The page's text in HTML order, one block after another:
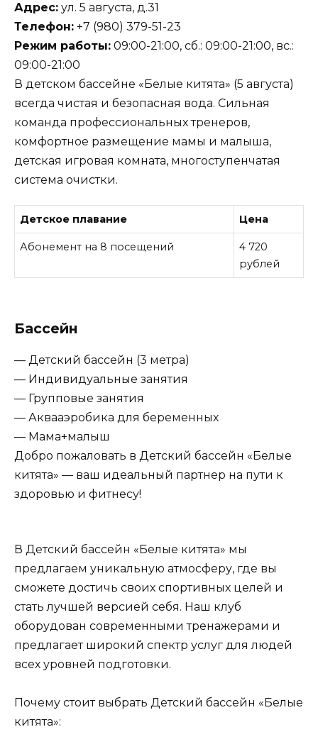
Адрес: ул. 5 августа, д.31
Телефон: +7 (980) 379-51-23
Режим работы: 09:00-21:00, сб.: 09:00-21:00, вс.:
09:00-21:00
В детском бассейне «Белые китята» (5 августа)
всегда чистая и безопасная вода. Сильная
команда профессиональных тренеров,
комфортное размещение мамы и малыша,
детская игровая комната, многоступенчатая
система очистки.
Детское плавание Цена
Абонемент на 8 посещений
4 720
рублей
Бассейн
— Детский бассейн (3 метра)
— Индивидуальные занятия
— Групповые занятия
— Аквааэробика для беременных
— Мама+малыш
Добро пожаловать в Детский бассейн «Белые
китята» — ваш идеальный партнер на пути к
здоровью и фитнесу!
В Детский бассейн «Белые китята» мы
предлагаем уникальную атмосферу, где вы
сможете достичь своих спортивных целей и
стать лучшей версией себя. Наш клуб
оборудован современными тренажерами и
предлагает широкий спектр услуг для людей
всех уровней подготовки.
Почему стоит выбрать Детский бассейн «Белые
китята»: